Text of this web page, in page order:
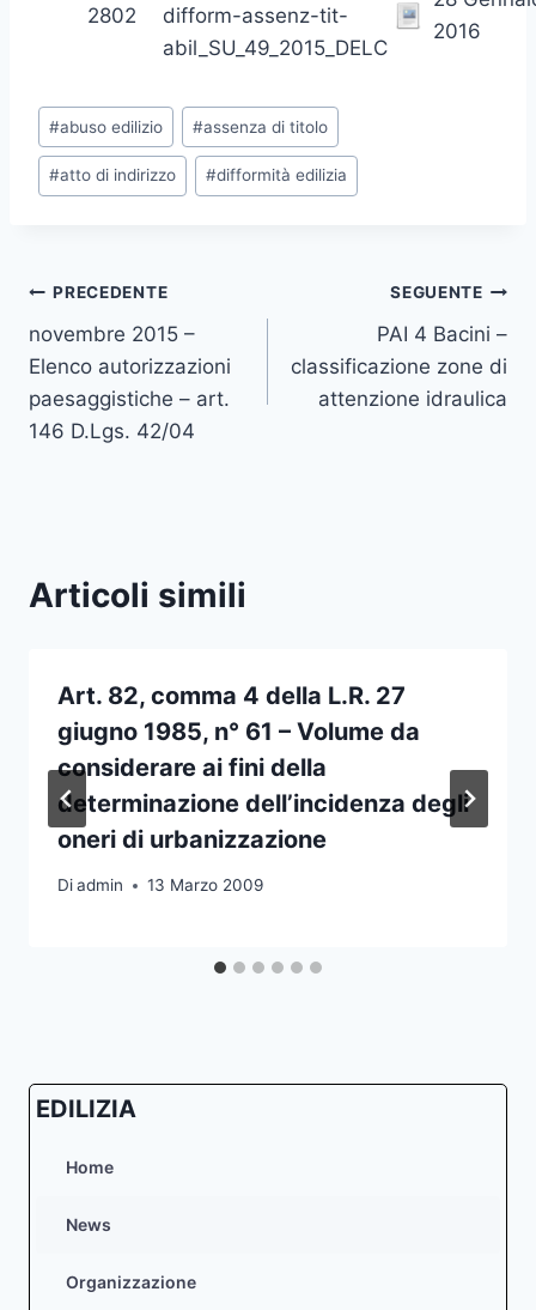
2802
difform-assenz-tit-
abil_SU_49_2015_DELC
2016
Tag
articolo:
#abuso edilizio #assenza di titolo
#atto di indirizzo #difformità edilizia
Navigazione
articoli
PRECEDENTE
novembre 2015 –
Elenco autorizzazioni
paesaggistiche – art.
146 D.Lgs. 42/04
SEGUENTE
PAI 4 Bacini –
classificazione zone di
attenzione idraulica
Articoli simili
Art. 82, comma 4 della L.R. 27
giugno 1985, n° 61 – Volume da
considerare ai fini della
determinazione dell’incidenza degli
oneri di urbanizzazione
Diadmin 13 Marzo 2009
EDILIZIA
Home
News
Organizzazione